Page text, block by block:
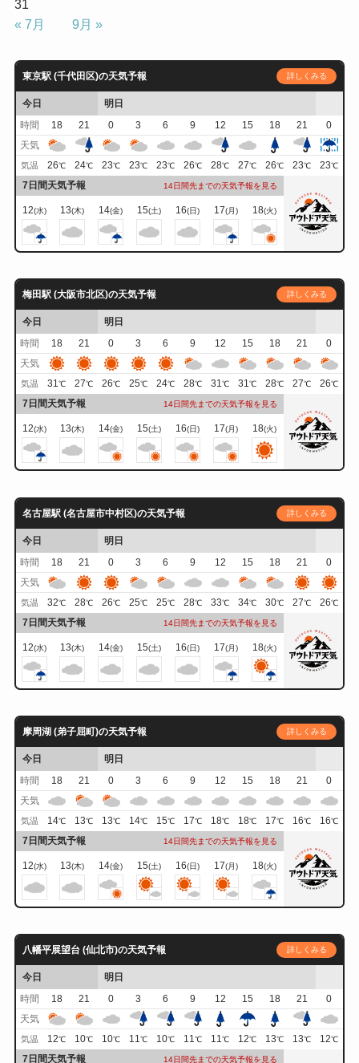
31
« 7月
9月 »
東京駅 (千代田区)の天気予報 詳しくみる
今日
明日
時間
18 21 0 3 6 9 12 15 18 21
0
天気
気温 26℃ 24℃ 23℃ 23℃ 23℃ 26℃ 28℃ 27℃ 26℃ 23℃ 23℃
7日間天気予報 14日間先までの天気予報を見る
12(水) 13(木) 14(金) 15(土) 16(日) 17(月) 18(火)
梅田駅 (大阪市北区)の天気予報 詳しくみる
今日
明日
時間
18 21 0 3 6 9 12 15 18 21
0
天気
気温 31℃ 27℃ 26℃ 25℃ 24℃ 28℃ 31℃ 31℃ 28℃ 27℃ 26℃
7日間天気予報 14日間先までの天気予報を見る
12(水) 13(木) 14(金) 15(土) 16(日) 17(月) 18(火)
名古屋駅 (名古屋市中村区)の天気予報 詳しくみる
今日
明日
時間
18 21 0 3 6 9 12 15 18 21
0
天気
気温 32℃ 28℃ 26℃ 25℃ 25℃ 28℃ 33℃ 34℃ 30℃ 27℃ 26℃
7日間天気予報 14日間先までの天気予報を見る
12(水) 13(木) 14(金) 15(土) 16(日) 17(月) 18(火)
摩周湖 (弟子屈町)の天気予報 詳しくみる
今日
明日
時間
18 21 0 3 6 9 12 15 18 21
0
天気
気温 14℃ 13℃ 13℃ 14℃ 15℃ 17℃ 18℃ 18℃ 17℃ 16℃ 16℃
7日間天気予報 14日間先までの天気予報を見る
12(水) 13(木) 14(金) 15(土) 16(日) 17(月) 18(火)
八幡平展望台 (仙北市)の天気予報 詳しくみる
今日
明日
時間
18 21 0 3 6 9 12 15 18 21
0
天気
気温 12℃ 10℃ 10℃ 11℃ 10℃ 11℃ 11℃ 12℃ 13℃ 13℃ 12℃
7日間天気予報 14日間先までの天気予報を見る